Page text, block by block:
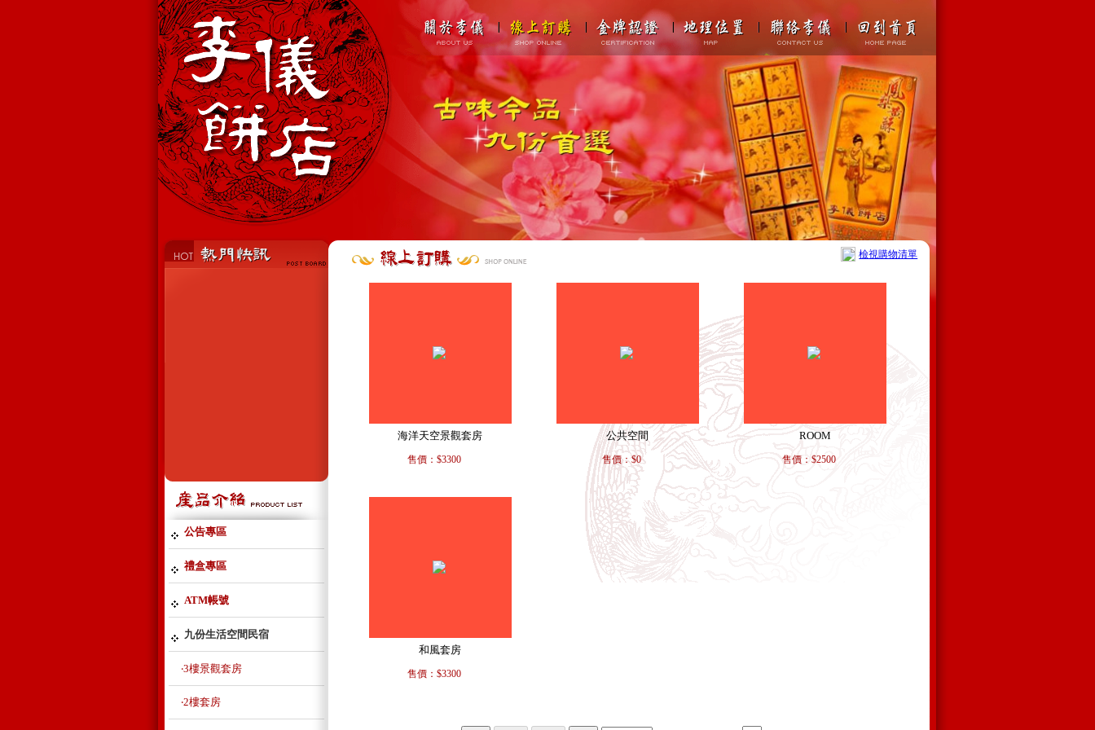
公告專區
禮盒專區
ATM帳號
九份生活空間民宿
‧3樓景觀套房
‧2樓套房
檢視購物清單
海洋天空景觀套房
售價：$3300
公共空間
售價：$0
ROOM
售價：$2500
和風套房
售價：$3300